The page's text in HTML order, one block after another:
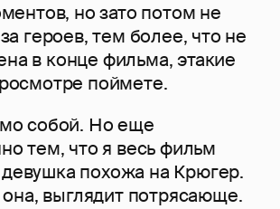
но зато потом не
героев, тем более, что не
в конце фильма, этакие
поймете.
собой. Но еще
тем, что я весь фильм
похожа на Крюгер.
выглядит потрясающе.